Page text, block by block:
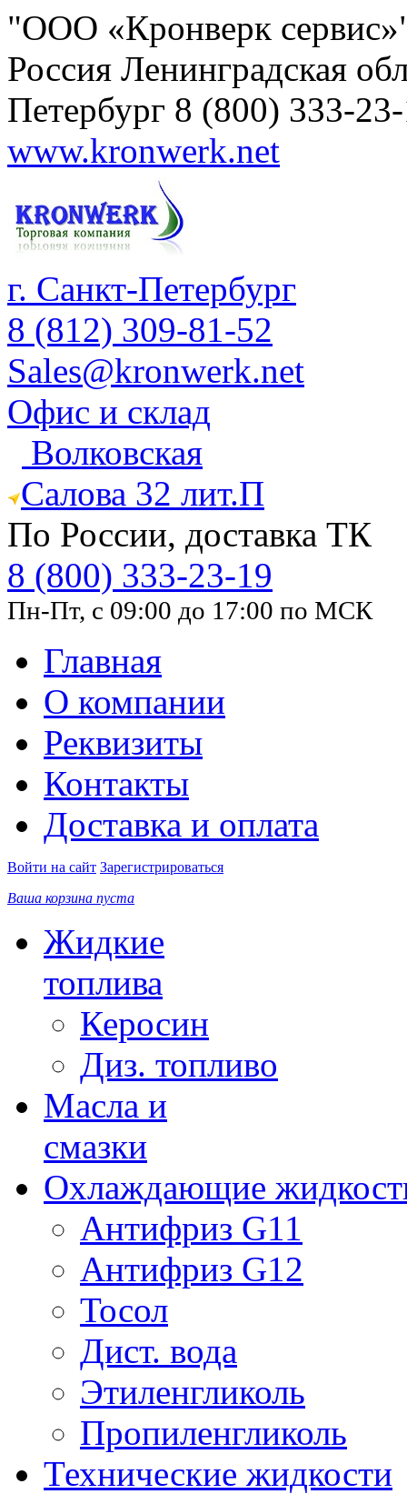
"ООО «Кронверк
Россия Ленинградская
Петербург 8 (800) 333-
www.kronwerk.net
г. Санкт-Петербург
8 (812) 309-81-52
Sales@kronwerk.net
Офис и склад
Волковская
Салова 32 лит.П
По России, доставка ТК
8 (800) 333-23-19
Пн-Пт, с 09:00 до 17:00 по МСК
Главная
О компании
Реквизиты
Контакты
Доставка и оплата
Войти на сайт Зарегистрироваться
Ваша корзина пуста
Жидкие
топлива
Керосин
Диз. топливо
Масла и
смазки
Охлаждающие
Антифриз G11
Антифриз G12
Тосол
Дист. вода
Этиленгликоль
Пропиленгликоль
Технические жидкости